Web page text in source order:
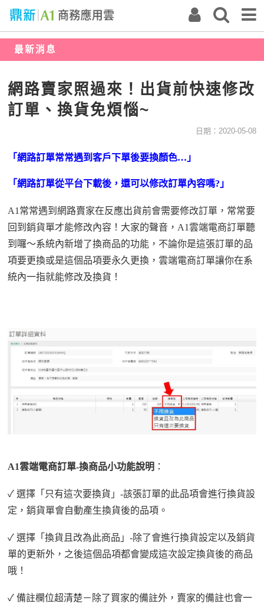
最新消息
網路賣家照過來！出貨前快速修改
訂單、換貨免煩惱~
日期：2020-05-08
「網路訂單常常遇到客戶下單後要換顏色…」
「網路訂單從平台下載後，還可以修改訂單內容嗎? 」
A1常常遇到網路賣家在反應出貨前會需要修改訂單，常常要
回到銷貨單才能修改內容！大家的聲音，A1雲端電商訂單聽
到囉～系統內新增了換商品的功能，不論你是這張訂單的品
項要更換或是這個品項要永久更換，雲端電商訂單讓你在系
統內一指就能修改及換貨！
A1雲端電商訂單-換商品小功能說明 ：
✓ 選擇「 只有這次要換貨 」-該張訂單的此品項會進行換貨設
定，銷貨單會自動產生換貨後的品項。
✓ 選擇「換貨且改為此商品 」-除了會進行換貨設定以及銷貨
單的更新外，之後這個品項都會變成這次設定換貨後的商品
哦！
✓ 備註欄位超清楚－除了買家的備註外，賣家的備註也會一